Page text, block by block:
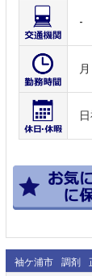
-
袖ケ浦市 調剤